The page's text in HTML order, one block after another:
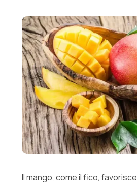
Il mango, come il fico, favorisce